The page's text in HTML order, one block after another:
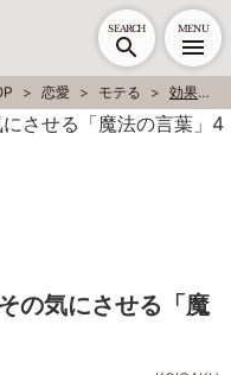
SEARCH MENU
恋愛 モテる 効果抜群！シャイな男性をその気にさせる「魔法の言葉」4選
の気にさせる「魔